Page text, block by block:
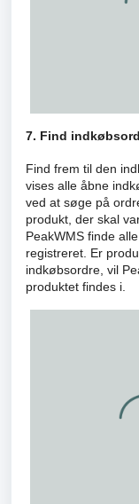
7. Find
Find frem til den
vises alle åbne
ved at søge på
produkt, der skal
PeakWMS finde
registreret. Er
indkøbsordre, vil
produktet findes i.